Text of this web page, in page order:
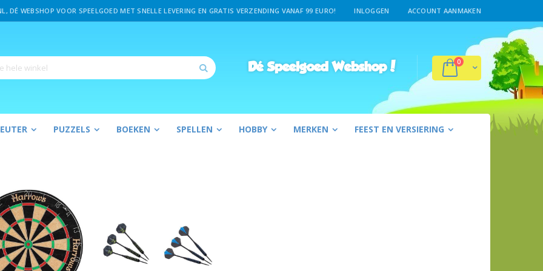
DÉ WEBSHOP VOOR SPEELGOED MET SNELLE LEVERING EN GRATIS VERZENDING VANAF 99 EURO! INLOGGEN ACCOUNT AANMAKEN
Winkelwagen
0producten
Dé Speelgoed Webshop!
PUZZELS BOEKEN SPELLEN HOBBY MERKEN FEEST EN VERSIERING